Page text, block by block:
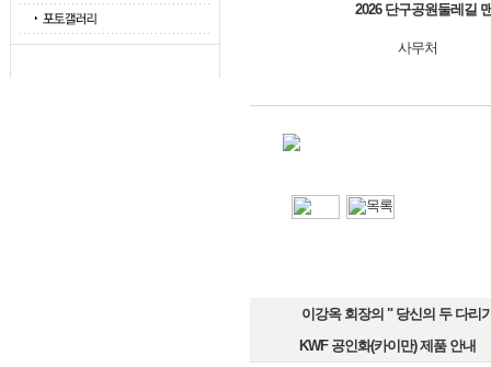
2026 단구공원둘레길
사무처
이강옥 회장의 " 당신의 두 다리
KWF 공인화(카이만) 제품 안내